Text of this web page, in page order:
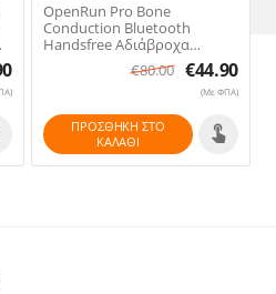
OpenRun Pro Bone
Conduction Bluetooth
Handsfree Αδιάβροχα
Ασύρματα Ακουστικά
Bluetooth Open Ear Με
Μεγάλη Διάρκεια Μπαταρίας
& Ακύρωση Θορύβου (ENC)
€80.00 €44.90
(Με ΦΠΑ)
ΠΡΟΣΘΉΚΗ ΣΤΟ
ΚΑΛΆΘΙ